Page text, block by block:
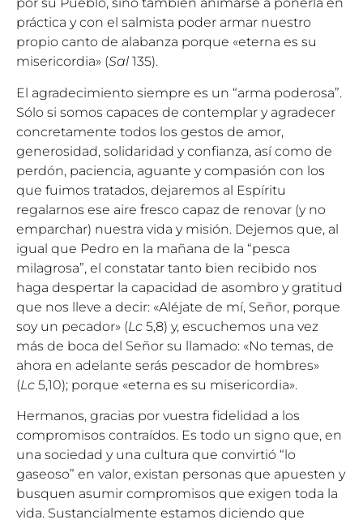
práctica y con el salmista poder armar nuestro
propio canto de alabanza porque «eterna es su
misericordia» (Sal 135).
El agradecimiento siempre es un “arma poderosa”.
Sólo si somos capaces de contemplar y agradecer
concretamente todos los gestos de amor,
generosidad, solidaridad y confianza, así como de
perdón, paciencia, aguante y compasión con los
que fuimos tratados, dejaremos al Espíritu
regalarnos ese aire fresco capaz de renovar (y no
emparchar) nuestra vida y misión. Dejemos que, al
igual que Pedro en la mañana de la “pesca
milagrosa”, el constatar tanto bien recibido nos
haga despertar la capacidad de asombro y gratitud
que nos lleve a decir: «Aléjate de mí, Señor, porque
soy un pecador» (Lc 5,8) y, escuchemos una vez
más de boca del Señor su llamado: «No temas, de
ahora en adelante serás pescador de hombres»
(Lc 5,10); porque «eterna es su misericordia».
Hermanos, gracias por vuestra fidelidad a los
compromisos contraídos. Es todo un signo que, en
una sociedad y una cultura que convirtió “lo
gaseoso” en valor, existan personas que apuesten y
busquen asumir compromisos que exigen toda la
vida. Sustancialmente estamos diciendo que